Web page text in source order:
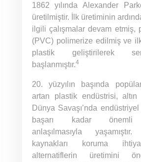
1862 yılında Alexander
üretilmiştir. İlk üretiminin
ilgili çalışmalar devam etmiş,
(PVC) polimerize edilmiş ve
plastik geliştirilerek
başlanmıştır.4
20. yüzyılın başında
artan plastik endüstrisi, altın
Dünya Savaşı’nda
başarı kadar önemli
anlaşılmasıyla
kaynakları koruma
alternatiflerin üretimini